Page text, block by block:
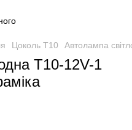
Цоколь Т10 Автолампа
Т10-12V-1